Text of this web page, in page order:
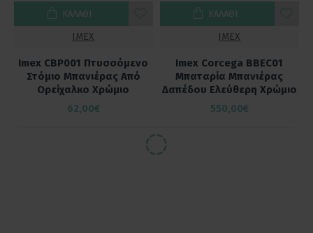
IMEX
Imex CBP001 Πτυσσόμενο
Στόμιο Μπανιέρας Από
Ορείχαλκο Χρώμιο
62,00€
ΚΑΛΆΘΙ
IMEX
Imex Corcega BBEC01
Μπαταρία Μπανιέρας
Δαπέδου Ελεύθερη Χρώμιο
550,00€
ΚΑΛΆΘΙ